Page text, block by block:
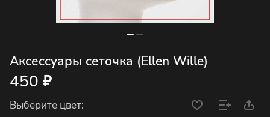
Аксессуары сеточка (Ellen Wille)
450 ₽
Выберите цвет: